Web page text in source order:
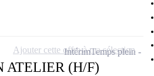
ATELIER (H/F)
IntérimTemps plein
Ajouter cette offre à ma sélection